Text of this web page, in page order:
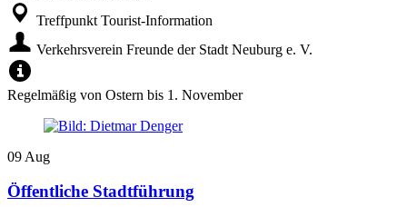
Treffpunkt Tourist-Information
Verkehrsverein Freunde der Stadt Neuburg e. V.
Regelmäßig von Ostern bis 1. November
09 Aug
Öffentliche Stadtführung